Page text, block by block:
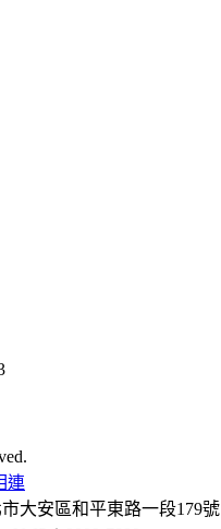
連
大安區和平東路一段179號